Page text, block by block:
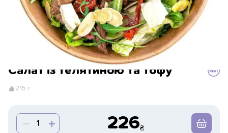
Салат із телятиною та тофу
215 г
226